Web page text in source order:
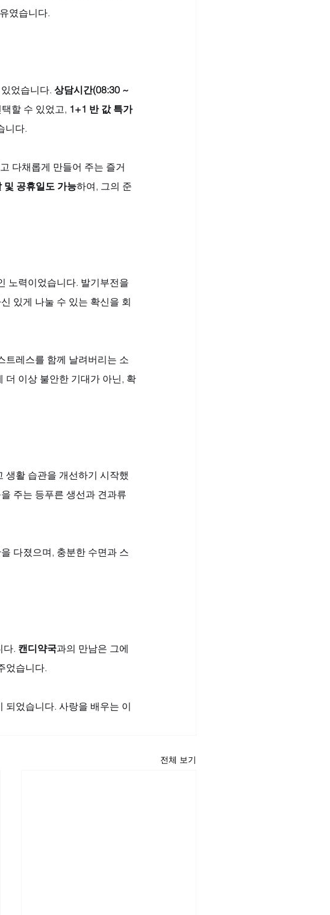
였습니다.
었습니다. 상담시간(08:30 ~
할 수 있었고, 1+1 반 값 특가
니다.
다채롭게 만들어 주는 즐거
및 공휴일도 가능하여, 그의 준
노력이었습니다. 발기부전을
있게 나눌 수 있는 확신을 회
트레스를 함께 날려버리는 소
더 이상 불안한 기대가 아닌, 확
생활 습관을 개선하기 시작했
주는 등푸른 생선과 견과류
다졌으며, 충분한 수면과 스
다. 캔디약국과의 만남은 그에
었습니다.
되었습니다. 사랑을 배우는 이
전체 보기